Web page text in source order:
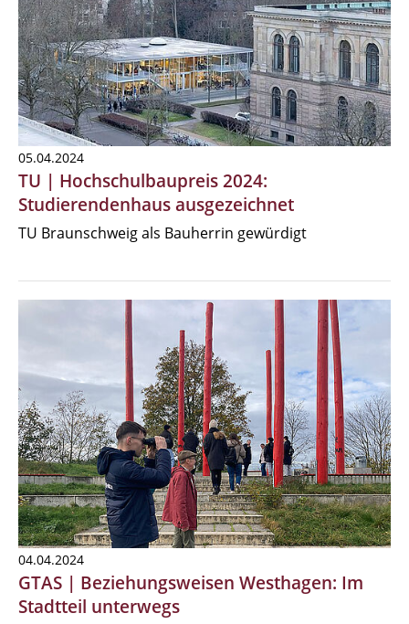
05.04.2024
TU | Hochschulbaupreis 2024:
Studierendenhaus ausgezeichnet
TU Braunschweig als Bauherrin gewürdigt
04.04.2024
GTAS | Beziehungsweisen Westhagen: Im
Stadtteil unterwegs